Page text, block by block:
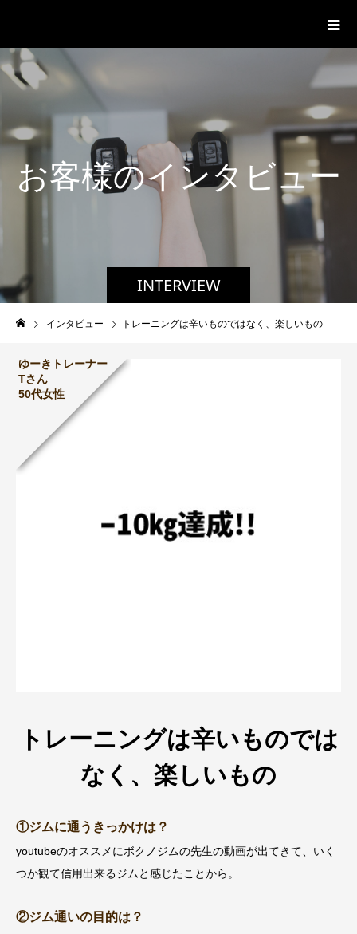
INTERVIEW
お客様のイ ンタ ビュー
インタビュー トレーニングは辛いものではなく、楽しいもの
ゆーきトレーナー
Tさん
50代女性
トレーニングは辛いものでは
なく、楽しいもの
①ジムに通うきっかけは？
youtubeのオススメにボクノジムの先生の動画が出てきて、いく
つか観て信用出来るジムと感じたことから。
②ジム通いの目的は？